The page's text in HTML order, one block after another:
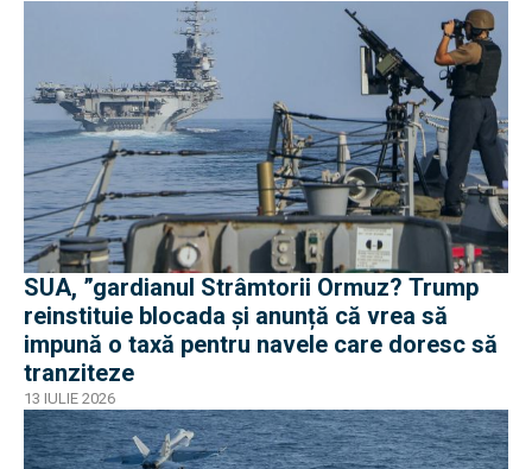
SUA, ”gardianul Strâmtorii Ormuz? Trump
reinstituie blocada și anunță că vrea să
impună o taxă pentru navele care doresc să
tranziteze
13 IULIE 2026